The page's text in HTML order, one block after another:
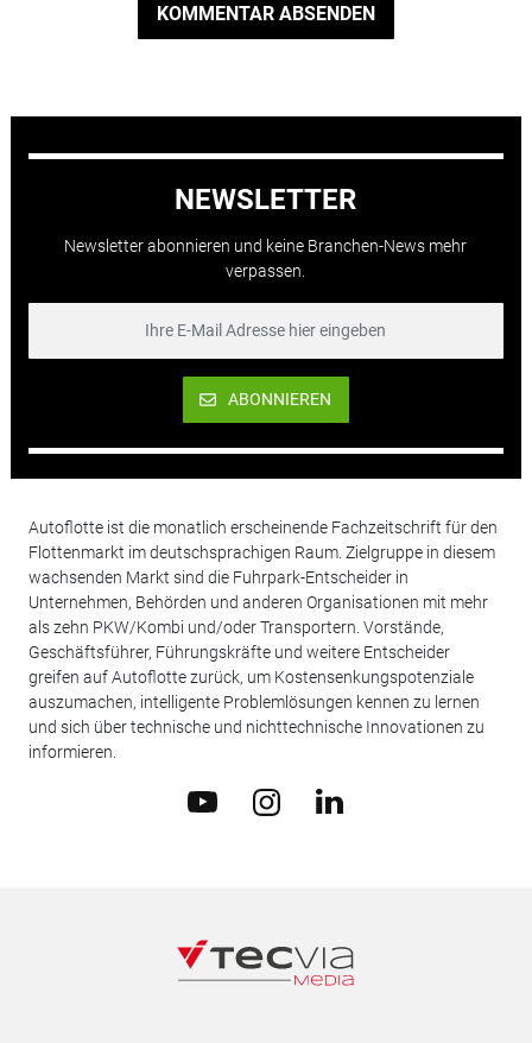
KOMMENTAR ABSENDEN
NEWSLETTER
Newsletter abonnieren und keine Branchen-News mehr
verpassen.
ABONNIEREN
Autoflotte ist die monatlich erscheinende Fachzeitschrift für den
Flottenmarkt im deutschsprachigen Raum. Zielgruppe in diesem
wachsenden Markt sind die Fuhrpark-Entscheider in
Unternehmen, Behörden und anderen Organisationen mit mehr
als zehn PKW/Kombi und/oder Transportern. Vorstände,
Geschäftsführer, Führungskräfte und weitere Entscheider
greifen auf Autoflotte zurück, um Kostensenkungspotenziale
auszumachen, intelligente Problemlösungen kennen zu lernen
und sich über technische und nichttechnische Innovationen zu
informieren.